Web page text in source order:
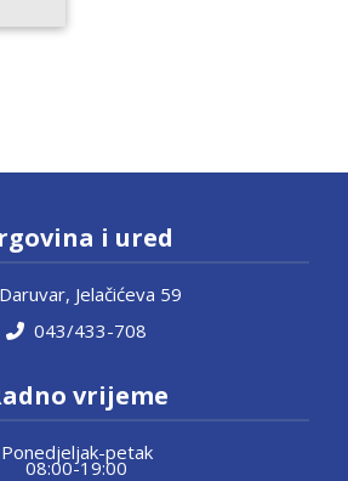
i ured
Daruvar, Jelačićeva 59
043/433-708
vrijeme
Ponedjeljak-petak
08:00-19:00